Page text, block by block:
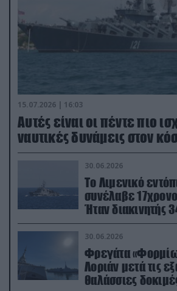
15.07.2026 | 16:03
Aυτές είναι οι πέντε πιο
ναυτικές δυνάμεις στον
30.06.2026
Το Λιμενικό
συνέλαβε
Ήταν διακινητής
μεταναστών
30.06.2026
Φρεγάτα
Λοριάν μετά τις
θαλάσσιες δοκιμές στον